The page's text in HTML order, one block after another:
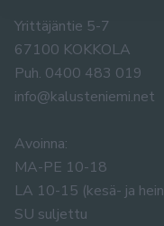
Yrittäjäntie 5-7
67100 KOKKOLA
Puh. 0400 483 019
info@kalusteniemi.net
Avoinna:
MA-PE 10-18
LA 10-15 (kesä- ja
SU suljettu